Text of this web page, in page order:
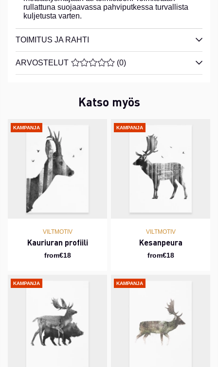
rullattuna suojaavassa pahviputkessa turvallista
kuljetusta varten.
TOIMITUS JA RAHTI
ARVOSTELUT KESKIARVOLUOKITUS 0 / 5
(0)
Katso myös
KAMPANJA
VILTMOTIV
Kauriuran profiili
from€18
KAMPANJA
VILTMOTIV
Kesanpeura
from€18
KAMPANJA KAMPANJA